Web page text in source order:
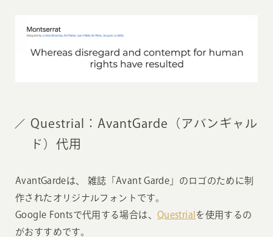
Questrial：AvantGarde（アバンギャル
ド）代用
AvantGardeは、 雑誌「Avant Garde」のロゴのために制
作されたオリジナルフォントです。
Google Fontsで代用する場合は、 Questrial を使用するの
がおすすめです。